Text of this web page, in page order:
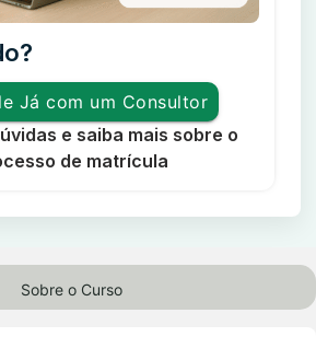
Já com um Consultor
e saiba mais sobre o
de matrícula
Sobre o Curso